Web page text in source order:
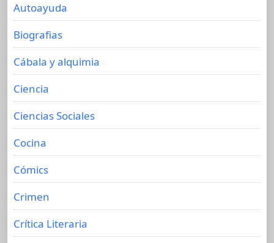
Autoayuda
Biografias
Cábala y alquimia
Ciencia
Ciencias Sociales
Cocina
Cómics
Crimen
Crítica Literaria